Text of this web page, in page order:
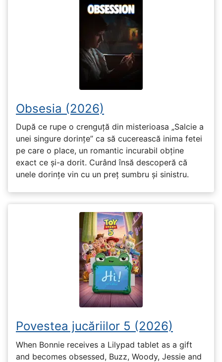
Obsesia (2026)
După ce rupe o crenguță din misterioasa „Salcie a
unei singure dorințe” ca să cucerească inima fetei
pe care o place, un romantic incurabil obține
exact ce și-a dorit. Curând însă descoperă că
unele dorințe vin cu un preț sumbru și sinistru.
Povestea jucăriilor 5 (2026)
When Bonnie receives a Lilypad tablet as a gift
and becomes obsessed, Buzz, Woody, Jessie and